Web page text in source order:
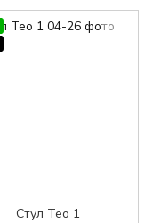
Стул Тео 1